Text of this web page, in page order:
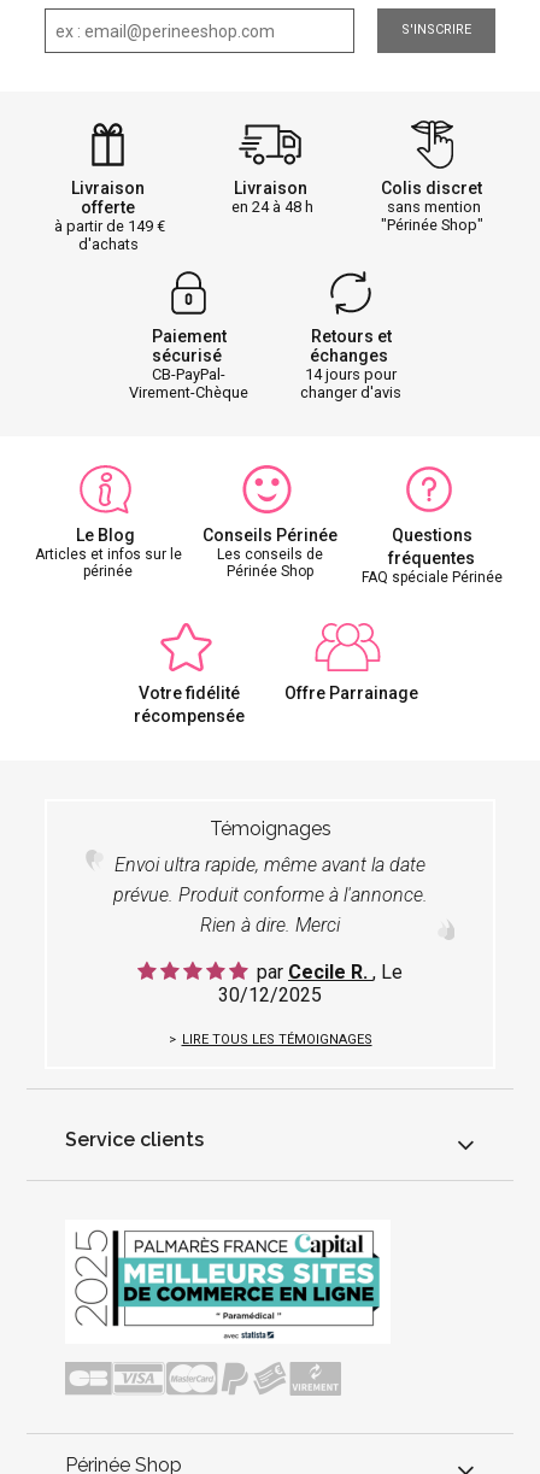
S'INSCRIRE
Livraison
offerte
à partir de 149
d'achats
Livraison
en 24 à 48 h
Colis discret
sans mention
"Périnée Shop"
Paiement
sécurisé
CB-PayPal-
Virement-Chèque
Retours et
échanges
14 jours pour
changer d'avis
Le Blog
Articles et infos sur le
périnée
Conseils Périnée
Les conseils de
Périnée Shop
Questions
fréquentes
FAQ spéciale Périnée
Votre fidélité
récompensée
Offre Parrainage
Témoignages
Envoi ultra rapide, même avant la date
prévue. Produit conforme à l'annonce.
Rien à dire. Merci
par Cecile R. , Le
30/12/2025
LIRE TOUS LES TÉMOIGNAGES
Service clients
Périnée Shop